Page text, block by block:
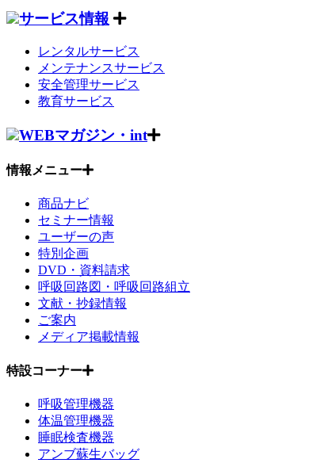
サービス情報
レンタルサービス
メンテナンスサービス
安全管理サービス
教育サービス
WEBマガジン・int
情報メニュー
商品ナビ
セミナー情報
ユーザーの声
特別企画
DVD・資料請求
呼吸回路図・呼吸回路組立
文献・抄録情報
ご案内
メディア掲載情報
特設コーナー
呼吸管理機器
体温管理機器
睡眠検査機器
アンブ蘇生バッグ